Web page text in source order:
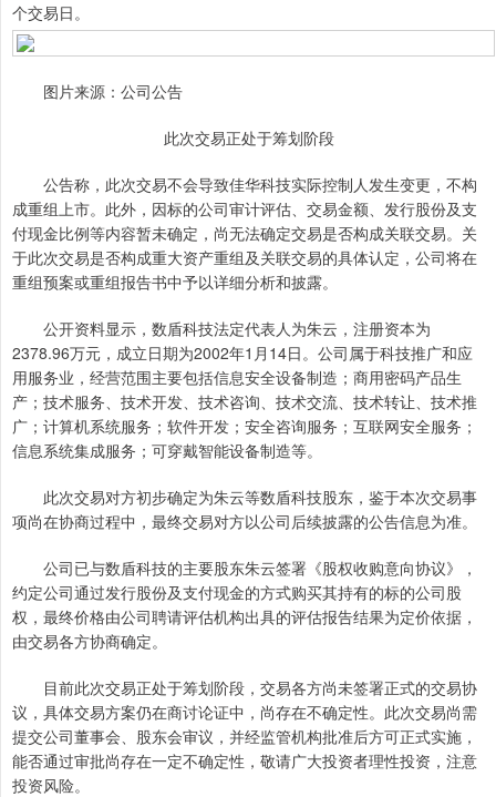
个交易日。
图片来源：公司公告
此次交易正处于筹划阶段
公告称，此次交易不会导致佳华科技实际控制人发生变更，不构
成重组上市。此外，因标的公司审计评估、交易金额、发行股份及支
付现金比例等内容暂未确定，尚无法确定交易是否构成关联交易。关
于此次交易是否构成重大资产重组及关联交易的具体认定，公司将在
重组预案或重组报告书中予以详细分析和披露。
公开资料显示，数盾科技法定代表人为朱云，注册资本为
2378.96万元，成立日期为2002年1月14日。公司属于科技推广和应
用服务业，经营范围主要包括信息安全设备制造；商用密码产品生
产；技术服务、技术开发、技术咨询、技术交流、技术转让、技术推
广；计算机系统服务；软件开发；安全咨询服务；互联网安全服务；
信息系统集成服务；可穿戴智能设备制造等。
此次交易对方初步确定为朱云等数盾科技股东，鉴于本次交易事
项尚在协商过程中，最终交易对方以公司后续披露的公告信息为准。
公司已与数盾科技的主要股东朱云签署《股权收购意向协议》，
约定公司通过发行股份及支付现金的方式购买其持有的标的公司股
权，最终价格由公司聘请评估机构出具的评估报告结果为定价依据，
由交易各方协商确定。
目前此次交易正处于筹划阶段，交易各方尚未签署正式的交易协
议，具体交易方案仍在商讨论证中，尚存在不确定性。此次交易尚需
提交公司董事会、股东会审议，并经监管机构批准后方可正式实施，
能否通过审批尚存在一定不确定性，敬请广大投资者理性投资，注意
投资风险。